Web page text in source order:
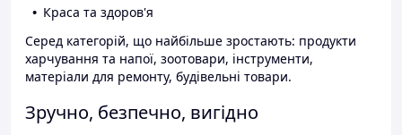
Краса та здоров'я
Серед категорій, що найбільше зростають: продукти
харчування та напої, зоотовари, інструменти,
матеріали для ремонту, будівельні товари.
Зручно, безпечно, вигідно